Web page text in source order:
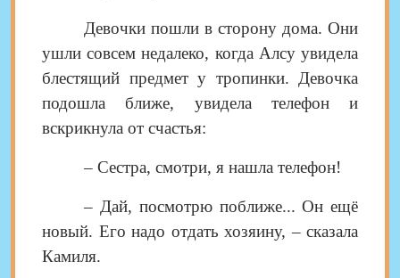
Девочки пошли в сторону дома. Они
ушли совсем недалеко, когда Алсу увидела
блестящий предмет у тропинки. Девочка
подошла ближе, увидела телефон и
вскрикнула от счастья:
– Сестра, смотри, я нашла телефон!
– Дай, посмотрю поближе... Он ещё
новый. Его надо отдать хозяину, – сказала
Камиля.